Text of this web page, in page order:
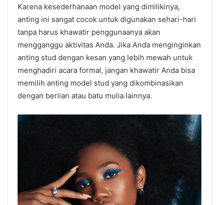
Karena kesederhanaan model yang dimilikinya,
anting ini sangat cocok untuk digunakan sehari-hari
tanpa harus khawatir penggunaanya akan
mengganggu aktivitas Anda. Jika Anda menginginkan
anting stud dengan kesan yang lebih mewah untuk
menghadiri acara formal, jangan khawatir Anda bisa
memilih anting model stud yang dikombinasikan
dengan berlian atau batu mulia lainnya.